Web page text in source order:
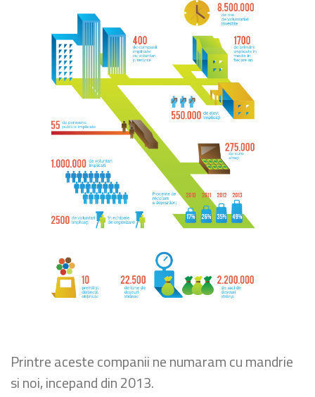
Printre aceste companii ne numaram cu mandrie
si noi, incepand din 2013.